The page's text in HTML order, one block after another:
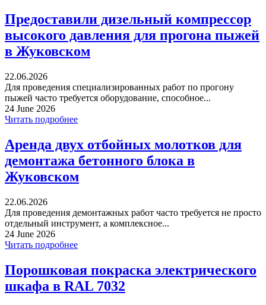
Предоставили дизельный компрессор
высокого давления для прогона пыжей
в Жуковском
22.06.2026
Для проведения специализированных работ по прогону
пыжей часто требуется оборудование, способное...
24 June 2026
Читать подробнее
Аренда двух отбойных молотков для
демонтажа бетонного блока в
Жуковском
22.06.2026
Для проведения демонтажных работ часто требуется не просто
отдельный инструмент, а комплексное...
24 June 2026
Читать подробнее
Порошковая покраска электрического
шкафа в RAL 7032